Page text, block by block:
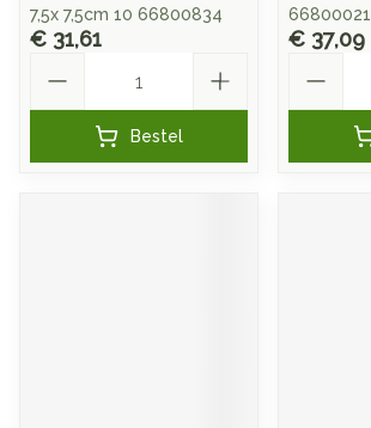
7,5x 7,5cm 10 66800834
€ 31,61
Bestel
66800021
€ 37,09